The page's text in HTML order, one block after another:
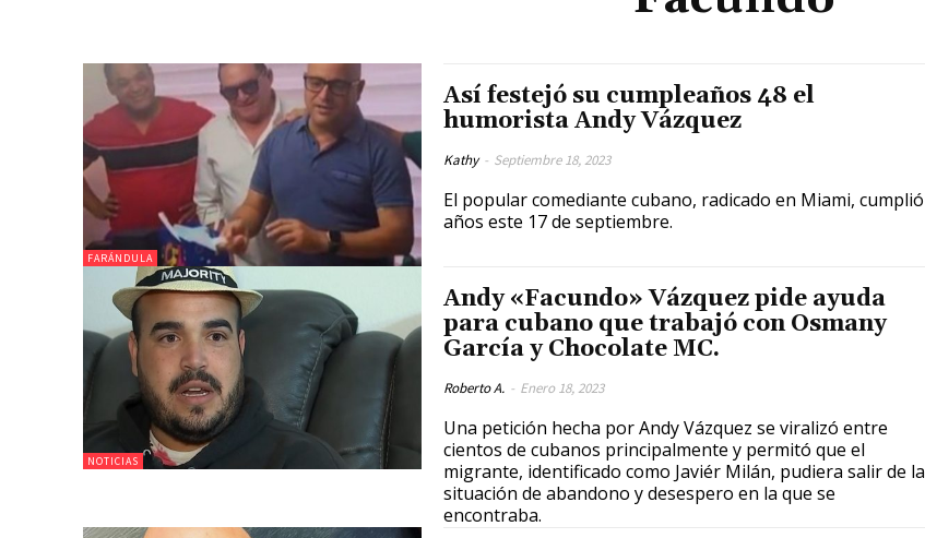
FARÁNDULA
Así festejó su cumpleaños 48 el
humorista Andy Vázquez
Kathy - Septiembre 18, 2023
El popular comediante cubano, radicado en Miami, cumplió
años este 17 de septiembre.
NOTICIAS
Andy «Facundo» Vázquez pide ayuda
para cubano que trabajó con Osmany
García y Chocolate MC.
Roberto A. - Enero 18, 2023
Una petición hecha por Andy Vázquez se viralizó entre
cientos de cubanos principalmente y permitó que el
migrante, identificado como Javiér Milán, pudiera salir de la
situación de abandono y desespero en la que se
encontraba.